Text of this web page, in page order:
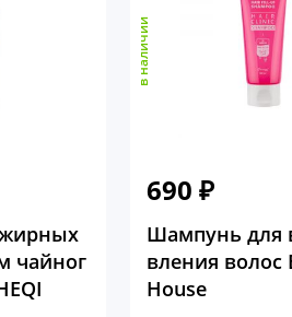
чайног
690₽
в наличии
Шампунь для
вления волос
House